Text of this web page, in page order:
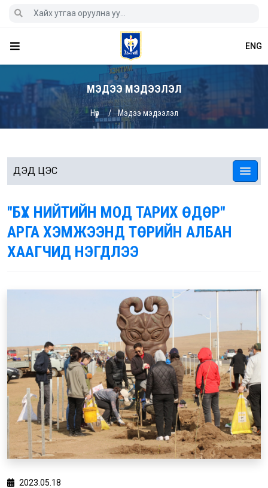
ENG
МЭДЭЭ МЭДЭЭЛЭЛ
Нүүр Мэдээ мэдээлэл
ДЭД ЦЭС
"БҮХ НИЙТИЙН МОД ТАРИХ ӨДӨР"
АРГА ХЭМЖЭЭНД ТӨРИЙН АЛБАН
ХААГЧИД НЭГДЛЭЭ
2023.05.18